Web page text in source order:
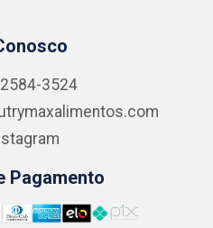
3524
Pagamento